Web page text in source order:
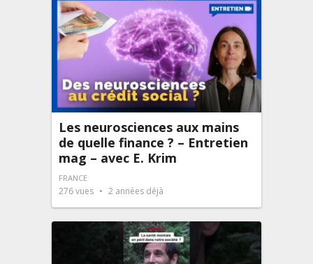
Les neurosciences aux mains
de quelle finance ? – Entretien
mag – avec E. Krim
FRANCE
276vues 2 années déjà